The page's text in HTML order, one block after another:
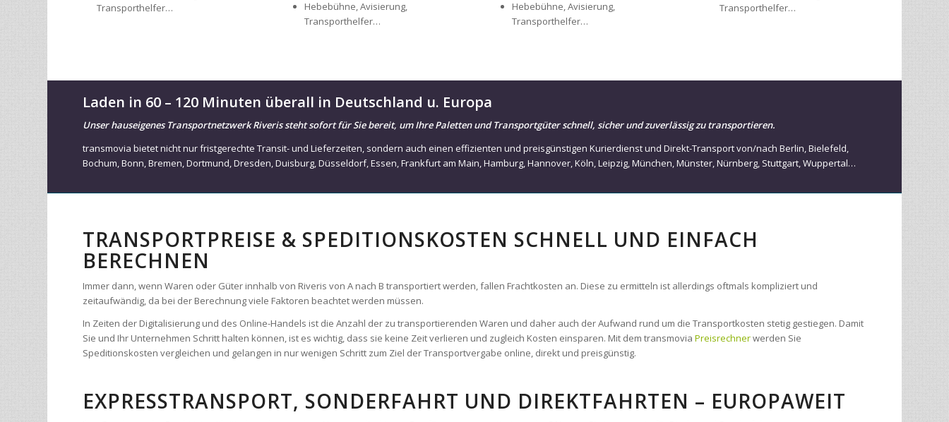
transmovia bietet nicht nur fristgerechte Transit- und Lieferzeiten, sondern auch einen effizienten und preisgünstigen Kurierdienst und Direkt-Transport von/nach
Bochum,Bonn,Bremen,Dortmund,Dresden,Duisburg,Düsseldorf,Essen ,Frankfurt am Main,Hamburg,Hannover,Köln,Leipzig,München,Münster,Nürnberg,Stuttgart
TRANSPORTPREISE & SPEDITIONSKOSTEN SCHNELL UND EINFACH
Immer dann, wenn Waren oder Güter innhalb von Riveris von A nach B transportiert werden, fallen Frachtkosten an. Diese zu ermitteln ist allerdings oftmals kompliziert und
zeitaufwändig, da bei der Berechnung viele Faktoren beachtet werden müssen.
In Zeiten der Digitalisierung und des Online-Handels ist die Anzahl der zu transportierenden Waren und daher auch der Aufwand rund um die Transportkosten stetig gestiegen. Damit
Sie und Ihr Unternehmen Schritt halten können, ist es wichtig, dass sie keine Zeit verlieren und zugleich Kosten einsparen. Mit dem transmovia
EXPRESSTRANSPORT, SONDERFAHRT UND DIREKTFAHRTEN – EUROPAWEIT
ganz Europa. Uns stehen über 8.2000 Fahrzeuge zur Verfügung. Mit unseren ausgewählten Partnerspeditionen und Frachtführern aus unserem Transport- und Kuriernetzwerk